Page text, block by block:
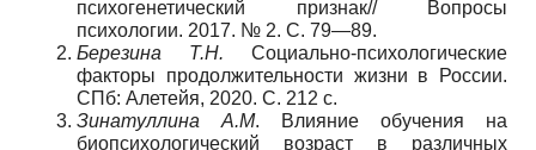
психогенетический признак// Вопросы
психологии. 2017. № 2. С. 79—89.
Березина Т.Н. Социально-психологические
факторы продолжительности жизни в России.
СПб: Алетейя, 2020. С. 212 с.
Зинатуллина А.М. Влияние обучения на
биопсихологический возраст в различных